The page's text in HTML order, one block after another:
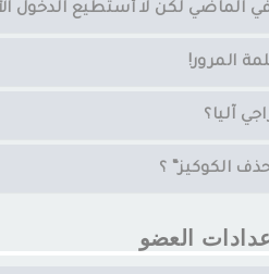
الماضي لكن لا أستطيع الدخول
المرور!
آليا؟
الكوكيز“ ؟
العضو